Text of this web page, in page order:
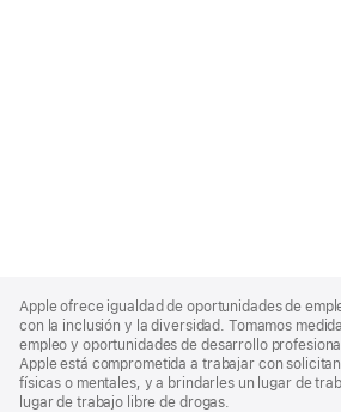
Footer
Apple ofrece igualdad de oportunidades de
con la inclusión y la diversidad. Tomamos
empleo y oportunidades de desarrollo
Apple está comprometida a trabajar con
físicas o mentales, y a brindarles un lugar de
lugar de trabajo libre de drogas.